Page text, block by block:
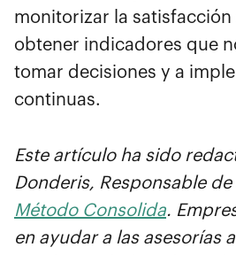
monitorizar la satisfacción
obtener indicadores que
tomar decisiones y a
continuas.
Este artículo ha sido
Donderis, Responsable
Método Consolida.
en ayudar a las asesorías